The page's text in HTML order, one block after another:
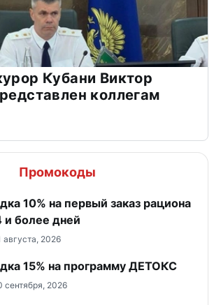
Кубани Виктор
коллегам
Промокоды
10% на первый заказ рациона
и более дней
августа, 2026
15% на программу ДЕТОКС
сентября, 2026